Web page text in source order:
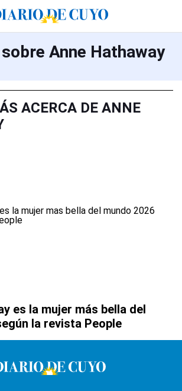
Anne Hathaway
ACERCA DE ANNE
es la mujer más bella del
la revista People